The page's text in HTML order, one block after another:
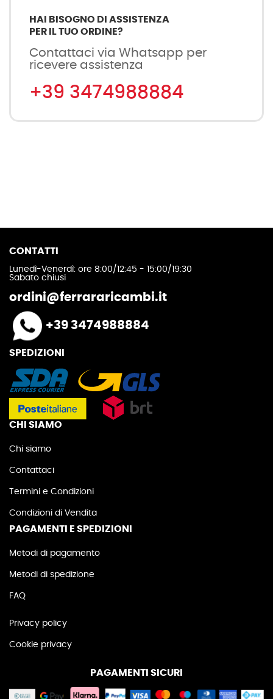
HAI BISOGNO DI ASSISTENZA
PER IL TUO ORDINE?
Contattaci via Whatsapp per
ricevere assistenza
+39 3474988884
CONTATTI
Lunedì-Venerdì: ore 8:00/12:45 - 15:00/19:30
Sabato chiusi
ordini@ferrararicambi.it
+39 3474988884
SPEDIZIONI
CHI SIAMO
Chi siamo
Contattaci
Termini e Condizioni
Condizioni di Vendita
PAGAMENTI E SPEDIZIONI
Metodi di pagamento
Metodi di spedizione
FAQ
Privacy policy
Cookie privacy
PAGAMENTI SICURI